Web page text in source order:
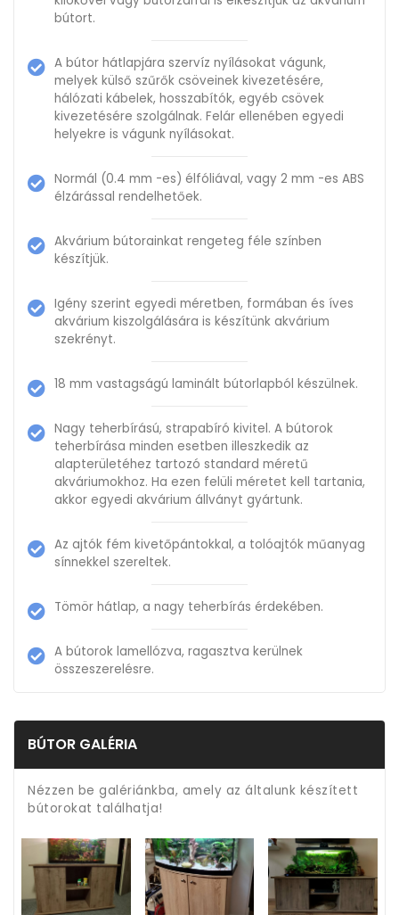
bútort.
A bútor hátlapjára szervíz nyílásokat vágunk,
melyek külső szűrők csöveinek kivezetésére,
hálózati kábelek, hosszabítók, egyéb csövek
kivezetésére szolgálnak. Felár ellenében egyedi
helyekre is vágunk nyílásokat.
Normál (0.4 mm -es) élfóliával, vagy 2 mm -es ABS
élzárással rendelhetőek.
Akvárium bútorainkat rengeteg féle színben
készítjük.
Igény szerint egyedi méretben, formában és íves
akvárium kiszolgálására is készítünk akvárium
szekrényt.
18 mm vastagságú laminált bútorlapból készülnek.
Nagy teherbírású, strapabíró kivitel. A bútorok
teherbírása minden esetben illeszkedik az
alapterületéhez tartozó standard méretű
akváriumokhoz. Ha ezen felüli méretet kell tartania,
akkor egyedi akvárium állványt gyártunk.
Az ajtók fém kivetőpántokkal, a tolóajtók műanyag
sínnekkel szereltek.
Tömör hátlap, a nagy teherbírás érdekében.
A bútorok lamellózva, ragasztva kerülnek
összeszerelésre.
BÚTOR GALÉRIA
Nézzen be galériánkba, amely az általunk készített
bútorokat találhatja!